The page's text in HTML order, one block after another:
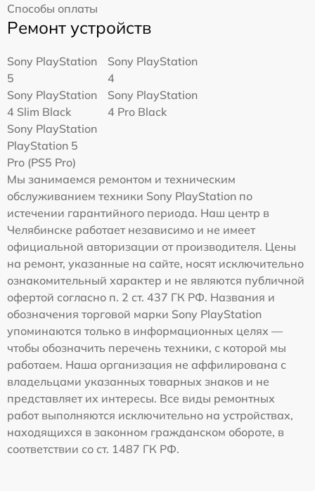
Способы оплаты
Ремонт устройств
Sony PlayStation
5
Sony PlayStation
4
Sony PlayStation
4 Slim Black
Sony PlayStation
4 Pro Black
Sony PlayStation
PlayStation 5
Pro (PS5 Pro)
Мы занимаемся ремонтом и техническим
обслуживанием техники Sony PlayStation по
истечении гарантийного периода. Наш центр в
Челябинске работает независимо и не имеет
официальной авторизации от производителя. Цены
на ремонт, указанные на сайте, носят исключительно
ознакомительный характер и не являются публичной
офертой согласно п. 2 ст. 437 ГК РФ. Названия и
обозначения торговой марки Sony PlayStation
упоминаются только в информационных целях —
чтобы обозначить перечень техники, с которой мы
работаем. Наша организация не аффилирована с
владельцами указанных товарных знаков и не
представляет их интересы. Все виды ремонтных
работ выполняются исключительно на устройствах,
находящихся в законном гражданском обороте, в
соответствии со ст. 1487 ГК РФ.